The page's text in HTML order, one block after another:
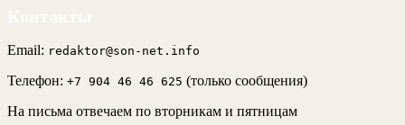
Email: redaktor@son-net.info
Телефон: +7 904 46 46 625 (только сообщения)
На письма отвечаем по вторникам и пятницам